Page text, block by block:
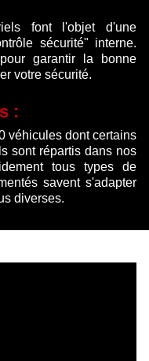
font l'objet d'une
sécurité" interne.
garantir la bonne
votre sécurité.
:
véhicules dont certains
sont répartis dans nos
tous types de
savent s'adapter
diverses.